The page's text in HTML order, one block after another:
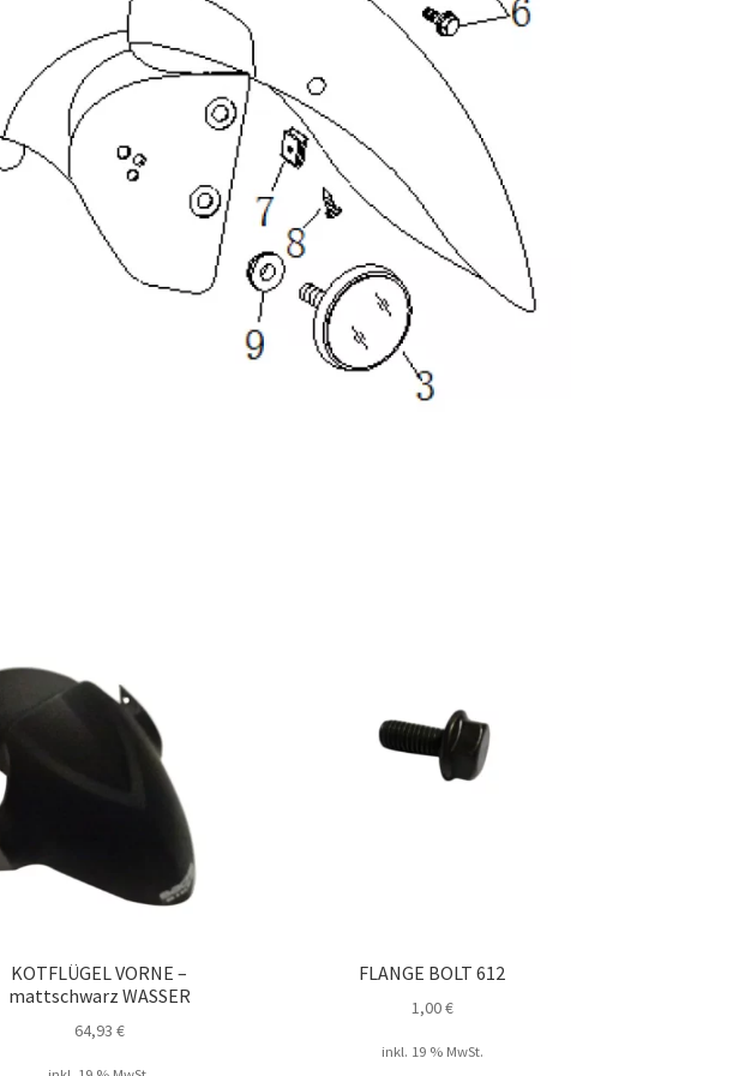
KOTFLÜGEL VORNE –
mattschwarz WASSER
64,93 €
FLANGE BOLT 612
1,00€
inkl. 19 % MwSt.